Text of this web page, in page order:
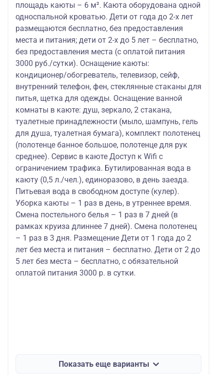
площадь каюты – 6 м². Каюта оборудована одной
односпальной кроватью. Дети от года до 2-х лет
размещаются бесплатно, без предоставления
места и питания; дети от 2-х до 5 лет – бесплатно,
без предоставления места (с оплатой питания
3000 руб./сутки). Оснащение каюты:
кондиционер/обогреватель, телевизор, сейф,
внутренний телефон, фен, стеклянные стаканы для
питья, щетка для одежды. Оснащение ванной
комнаты в каюте: душ, зеркало, 2 стакана,
туалетные принадлежности (мыло, шампунь, гель
для душа, туалетная бумага), комплект полотенец
(полотенце банное большое, полотенце для рук
среднее). Сервис в каюте Доступ к Wifi с
ограничением трафика. Бутилированная вода в
каюту (0,5 л./чел.), единоразово, в день заезда.
Питьевая вода в свободном доступе (кулер).
Уборка каюты – 1 раз в день, в утреннее время.
Смена постельного белья – 1 раз в 7 дней (в
рамках круиза длиннее 7 дней). Смена полотенец
– 1 раз в 3 дня. Размещение Дети от 1 года до 2
лет без места и питания – бесплатно. Дети от 2 до
5 лет без места – бесплатно, с обязательной
оплатой питания 3000 р. в сутки.
Показать еще варианты